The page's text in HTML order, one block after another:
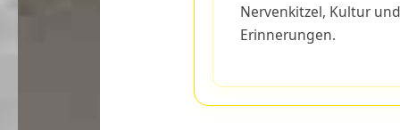
Nervenkitzel, Kultur
Erinnerungen.